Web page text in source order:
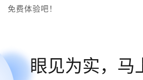
免费体验吧！
眼见为实，马